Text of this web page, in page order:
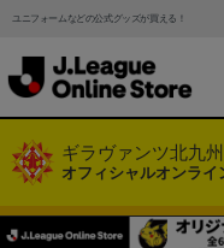
ユニフォームなどの公式グッズが買える！
ギラヴァンツ北九州
オフィシャルオンライ